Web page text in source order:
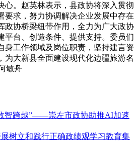
心。赵英林表示，县政协将深入贯彻
要求，努力协调解决企业发展中存在
政协桥梁纽带作用，全力为广大政协
平台、创造条件、提供支持。委员们
身工作领域及岗位职责，坚持建言资
为大新县全面建设现代化边疆旅游名
敏舟
智跨越”——崇左市政协助推AI加速
树立和践行正确政绩观学习教育集